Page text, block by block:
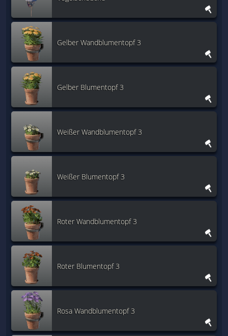
Gelber Wandblumentopf 3
Gelber Blumentopf 3
Weißer Wandblumentopf 3
Weißer Blumentopf 3
Roter Wandblumentopf 3
Roter Blumentopf 3
Rosa Wandblumentopf 3